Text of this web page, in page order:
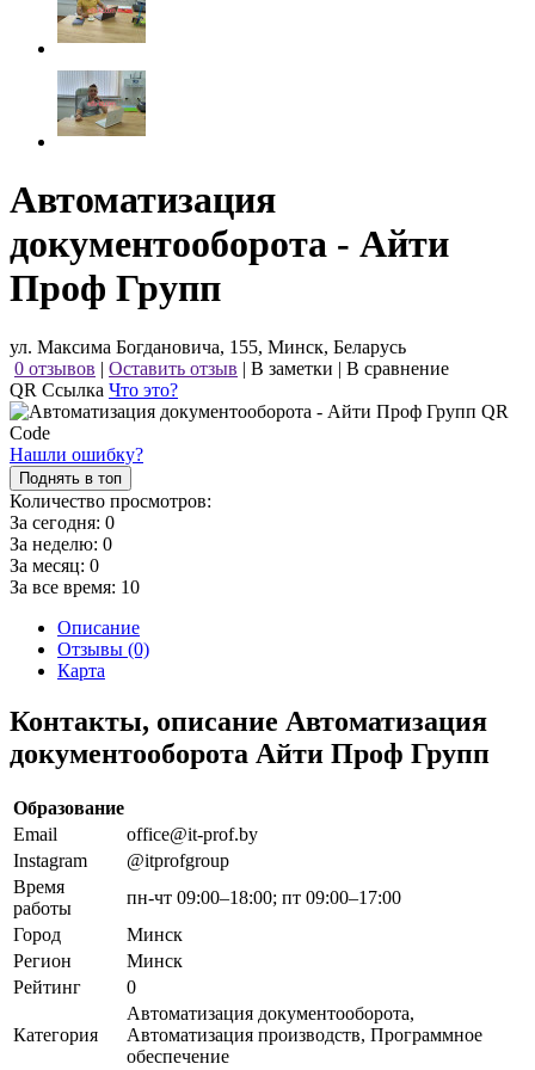
Автоматизация
документооборота - Айти
Проф Групп
ул. Максима Богдановича, 155, Минск, Беларусь
0 отзывов | Оставить отзыв | В заметки | В сравнение
QR Ссылка Что это?
Нашли ошибку?
Поднять в топ
Количество просмотров:
За сегодня: 0
За неделю: 0
За месяц: 0
За все время: 10
Описание
Отзывы (0)
Карта
Контакты, описание Автоматизация
документооборота Айти Проф Групп
Образование
Email
office@it-prof.by
Instagram
@itprofgroup
Время
работы
пн-чт 09:00–18:00; пт 09:00–17:00
Город
Минск
Регион
Минск
Рейтинг
0
Категория
Автоматизация документооборота,
Автоматизация производств, Программное
обеспечение